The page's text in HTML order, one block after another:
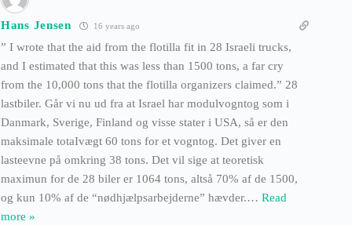
Hans Jensen 16 years ago
” I wrote that the aid from the flotilla fit in 28 Israeli trucks,
and I estimated that this was less than 1500 tons, a far cry
from the 10,000 tons that the flotilla organizers claimed.” 28
lastbiler. Går vi nu ud fra at Israel har modulvogntog som i
Danmark, Sverige, Finland og visse stater i USA, så er den
maksimale totaIvægt 60 tons for et vogntog. Det giver en
lasteevne på omkring 38 tons. Det vil sige at teoretisk
maximun for de 28 biler er 1064 tons, altså 70% af de 1500,
og kun 10% af de “nødhjælpsarbejderne” hævder.… Read
more »